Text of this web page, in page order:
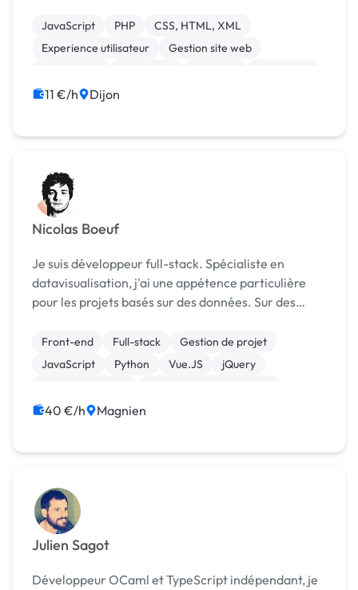
et aime relever de nouveaux défis. Ce qui m...
JavaScript PHP
CSS, HTML, XML
Experience utilisateur
Gestion site web
11 €/h Dijon
Nicolas Boeuf
Je suis développeur full-stack. Spécialiste en
datavisualisation, j'ai une appétence particulière
pour les projets basés sur des données. Sur des
processus de création d'un site ou d'une applicatio...
Front-end Full-stack
Gestion de projet
JavaScript
Python Vue.JS
jQuery
Installation de Script
40 €/h Magnien
Julien Sagot
Développeur OCaml et TypeScript indépendant, je